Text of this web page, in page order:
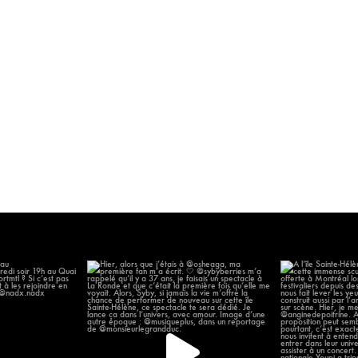
au
...
Hier, alors que j’étais à @osheaga, ma
première...
58 12
À l’île Sainte-